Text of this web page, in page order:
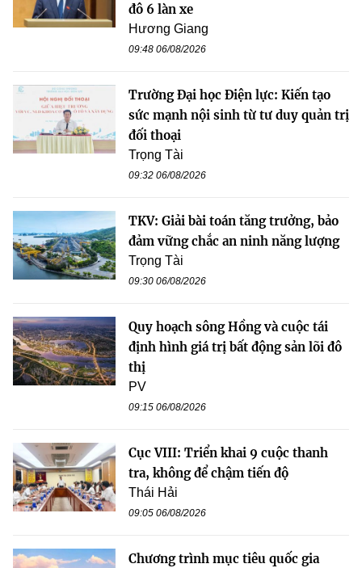
đô 6 làn xe
Hương Giang
09:48 06/08/2026
Trường Đại học Điện lực: Kiến tạo
sức mạnh nội sinh từ tư duy quản trị
đối thoại
Trọng Tài
09:32 06/08/2026
TKV: Giải bài toán tăng trưởng, bảo
đảm vững chắc an ninh năng lượng
Trọng Tài
09:30 06/08/2026
Quy hoạch sông Hồng và cuộc tái
định hình giá trị bất động sản lõi đô
thị
PV
09:15 06/08/2026
Cục VIII: Triển khai 9 cuộc thanh
tra, không để chậm tiến độ
Thái Hải
09:05 06/08/2026
Chương trình mục tiêu quốc gia